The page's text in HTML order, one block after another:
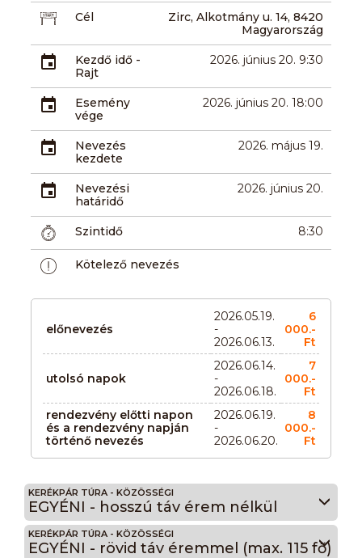
Cél
Zirc, Alkotmány u. 14, 8420
Magyarország
Kezdő idő -
Rajt
2026. június 20. 9:30
Esemény
vége
2026. június 20. 18:00
Nevezés
kezdete
2026. május 19.
Nevezési
határidő
2026. június 20.
Szintidő 8:30
Kötelező nevezés
előnevezés
2026.05.19.
-
2026.06.13.
6
000.-
Ft
utolsó napok
2026.06.14.
-
2026.06.18.
7
000.-
Ft
rendezvény előtti napon
és a rendezvény napján
történő nevezés
2026.06.19.
-
2026.06.20.
8
000.-
Ft
KERÉKPÁR TÚRA - KÖZÖSSÉGI
EGYÉNI - hosszú táv érem nélkül
KERÉKPÁR TÚRA - KÖZÖSSÉGI
EGYÉNI - rövid táv éremmel (max. 115 fő)